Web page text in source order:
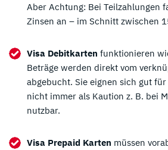
Aber Achtung: Bei Teilzahlungen
Zinsen an – im Schnitt zwischen
Visa Debitkarten funktionieren
Beträge werden direkt vom
abgebucht. Sie eignen sich gut
nicht immer als Kaution z. B. bei
nutzbar.
Visa Prepaid Karten müssen